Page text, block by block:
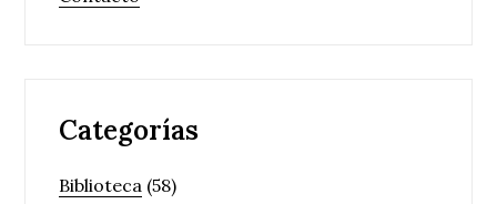
Categorías
Biblioteca (58)